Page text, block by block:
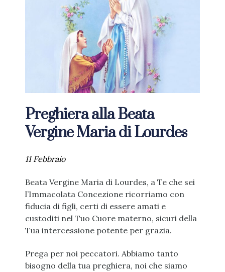
Preghiera alla Beata
Vergine Maria di Lourdes
11 Febbraio
Beata Vergine Maria di Lourdes, a Te che sei
l’Immacolata Concezione ricorriamo con
fiducia di figli, certi di essere amati e
custoditi nel Tuo Cuore materno, sicuri della
Tua intercessione potente per grazia.
Prega per noi peccatori. Abbiamo tanto
bisogno della tua preghiera, noi che siamo